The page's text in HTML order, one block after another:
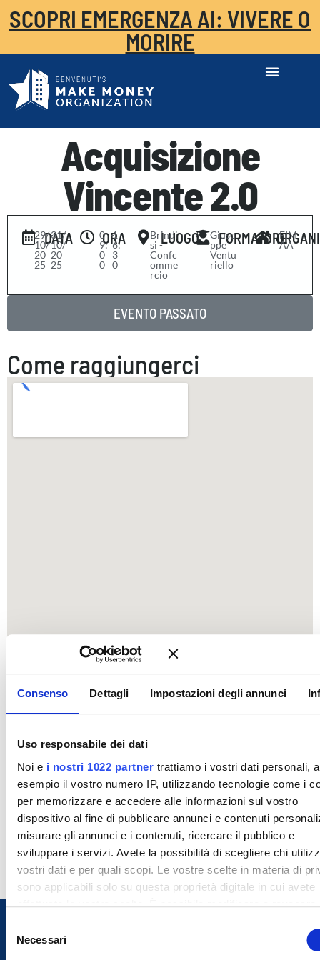
Consenso Dettagli Impostazioni degli annunci
Uso responsabile dei dati
Noi e i nostri 1022 partnertrattiamo i vostri dati personali,
esempio il vostro numero IP, utilizzando tecnologie come i
per memorizzare e accedere alle informazioni sul vostro
dispositivo al fine di pubblicare annunci e contenuti
misurare gli annunci e i contenuti, ricercare il pubblico e
sviluppare i servizi. Avete la possibilità di scegliere chi
vostri dati e per quali scopi. Le vostre scelte in materia di
sono applicabili solo su questa proprietà digitale in cui avete
effettuato le vostre scelte. È possibile modificare o revocare
cookie o facendo clic sull'icona di attivazione della privacy.
Necessari
SCOPRI EMERGENZA AI: VIVERE O
MORIRE
Acquisizione
Vincente 2.0
DATA
29/
10/
20
25
-31/
10/
20
25
ORA
0
9:
0
0
-1
6:
3
0
LUOGO
Brindi
si -
Confc
omme
rcio
FORMATORE
Giuse
ppe
Ventu
riello
FIM
AA
EVENTO PASSATO
Come raggiungerci